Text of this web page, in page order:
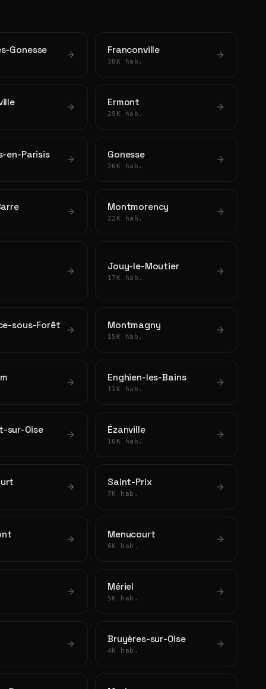
Gonesse Franconville
38K hab.
Ermont
29K hab.
en-Parisis Gonesse
26K hab.
Montmorency
22K hab.
Jouy-le-Moutier
17K hab.
sous-Forêt Montmagny
15K hab.
Enghien-les-Bains
11K hab.
sur-Oise Ézanville
10K hab.
Saint-Prix
7K hab.
Menucourt
6K hab.
Mériel
5K hab.
Bruyères-sur-Oise
4K hab.